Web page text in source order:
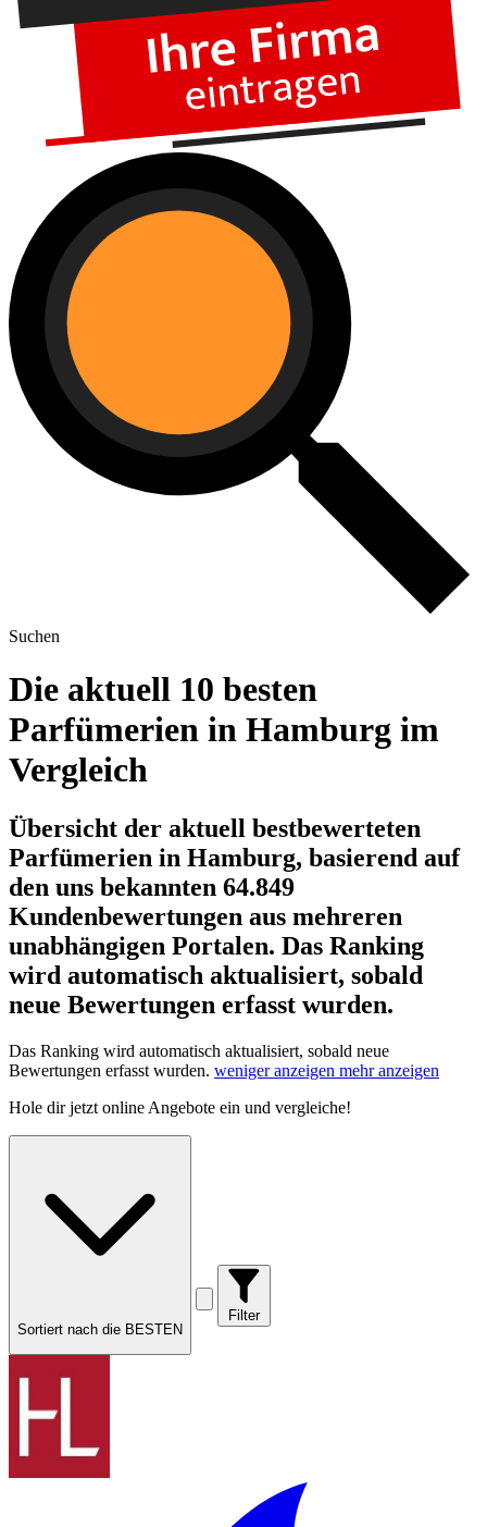
Suchen
Die aktuell 10 besten
Parfümerien in Hamburg im
Vergleich
Übersicht der aktuell bestbewerteten
Parfümerien in Hamburg, basierend auf
den uns bekannten 64.849
Kundenbewertungen aus mehreren
unabhängigen Portalen. Das Ranking
wird automatisch aktualisiert, sobald
neue Bewertungen erfasst wurden.
Das Ranking wird automatisch aktualisiert, sobald neue
Bewertungen erfasst wurden. weniger anzeigen mehr anzeigen
Hole dirjetzt online Angebote ein und vergleiche!
Sortiert nach die BESTEN
Filter